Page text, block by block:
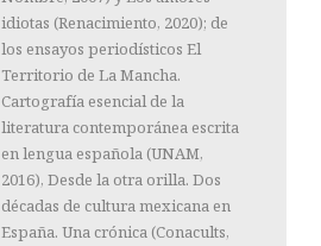
idiotas (Renacimiento, 2020); de
los ensayos periodísticos El
Territorio de La Mancha.
Cartografía esencial de la
literatura contemporánea escrita
en lengua española (UNAM,
2016), Desde la otra orilla. Dos
décadas de cultura mexicana en
España. Una crónica (Conacults,